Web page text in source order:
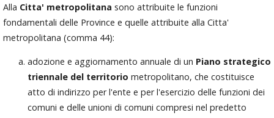
Alla Citta' metropolitana sono attribuite le funzioni
fondamentali delle Province e quelle attribuite alla Citta'
metropolitana (comma 44):
adozione e aggiornamento annuale di un Piano strategico
triennale del territorio metropolitano, che costituisce
atto di indirizzo per l'ente e per l'esercizio delle funzioni dei
comuni e delle unioni di comuni compresi nel predetto